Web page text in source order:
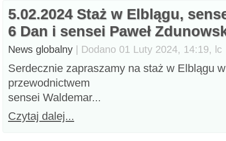
5.02.2024 Staż w Elblągu,
6 Dan i sensei Paweł
News globalny | Dodano 01 Luty 2024, 14:19, lc
Serdecznie zapraszamy na staż w Elblągu
przewodnictwem
sensei Waldemar...
Czytaj dalej...